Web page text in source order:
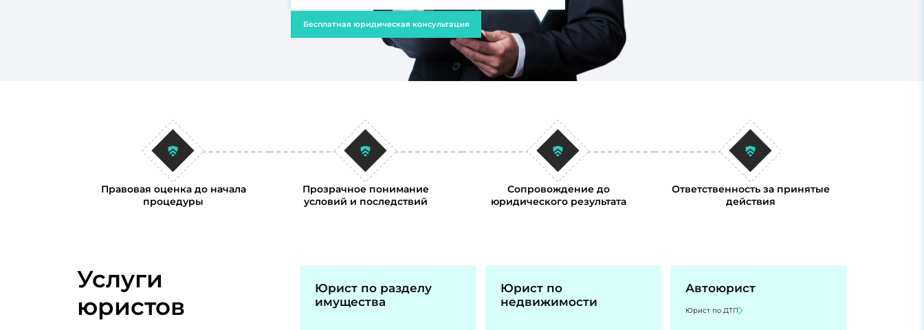
Бесплатная юридическая консультация
Правовая оценка до начала
процедуры
Прозрачное понимание
условий и последствий
Сопровождение до
юридического результата
Ответственность за принятые
действия
Услуги
юристов
Юрист по разделу
имущества
Юрист по
недвижимости
Автоюрист
Юрист по ДТП